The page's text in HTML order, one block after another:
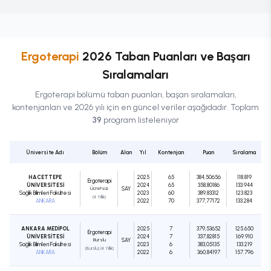
Ergoterapi 2026 Taban Puanları ve Başarı
Sıralamaları
Ergoterapi bölümü taban puanları, başarı sıralamaları,
kontenjanları ve 2026 yılı için en güncel veriler aşağıdadır. Toplam
39 program listeleniyor
Üniversite Adı Bölüm Alan Yıl Kontenjan Puan Sıralama
HACETTEPE
ÜNİVERSİTESİ
Sağlık Bilimleri Fakültesi
ANKARA
Ergoterapi
Ücretsiz
(4 Yıllık)
SAY
2025
2024
2023
2022
65
65
60
70
384,50656
358,80186
389,83312
377,77172
118.819
133.944
123.823
133.284
ANKARA MEDİPOL
ÜNİVERSİTESİ
Sağlık Bilimleri Fakültesi
ANKARA
Ergoterapi
Burslu
(Burslu) (4 Yıllık)
SAY
2025
2024
2023
2022
7
7
6
6
379,53652
337,82815
383,05135
360,84197
125.650
169.910
133.219
157.796